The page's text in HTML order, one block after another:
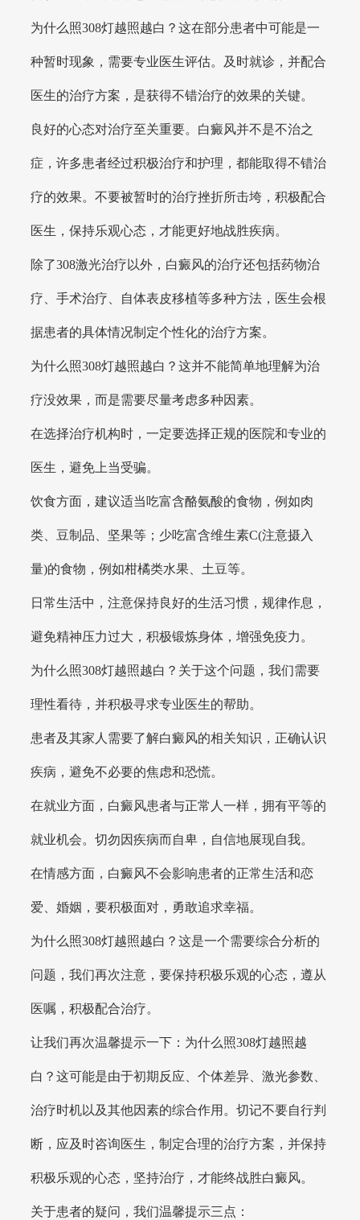
为什么照308灯越照越白？这在部分患者中可能是一
种暂时现象，需要专业医生评估。及时就诊，并配合
医生的治疗方案，是获得不错治疗的效果的关键。
良好的心态对治疗至关重要。白癜风并不是不治之
症，许多患者经过积极治疗和护理，都能取得不错治
疗的效果。不要被暂时的治疗挫折所击垮，积极配合
医生，保持乐观心态，才能更好地战胜疾病。
除了308激光治疗以外，白癜风的治疗还包括药物治
疗、手术治疗、自体表皮移植等多种方法，医生会根
据患者的具体情况制定个性化的治疗方案。
为什么照308灯越照越白？这并不能简单地理解为治
疗没效果，而是需要尽量考虑多种因素。
在选择治疗机构时，一定要选择正规的医院和专业的
医生，避免上当受骗。
饮食方面，建议适当吃富含酪氨酸的食物，例如肉
类、豆制品、坚果等；少吃富含维生素C(注意摄入
量)的食物，例如柑橘类水果、土豆等。
日常生活中，注意保持良好的生活习惯，规律作息，
避免精神压力过大，积极锻炼身体，增强免疫力。
为什么照308灯越照越白？关于这个问题，我们需要
理性看待，并积极寻求专业医生的帮助。
患者及其家人需要了解白癜风的相关知识，正确认识
疾病，避免不必要的焦虑和恐慌。
在就业方面，白癜风患者与正常人一样，拥有平等的
就业机会。切勿因疾病而自卑，自信地展现自我。
在情感方面，白癜风不会影响患者的正常生活和恋
爱、婚姻，要积极面对，勇敢追求幸福。
为什么照308灯越照越白？这是一个需要综合分析的
问题，我们再次注意，要保持积极乐观的心态，遵从
医嘱，积极配合治疗。
让我们再次温馨提示一下：为什么照308灯越照越
白？这可能是由于初期反应、个体差异、激光参数、
治疗时机以及其他因素的综合作用。切记不要自行判
断，应及时咨询医生，制定合理的治疗方案，并保持
积极乐观的心态，坚持治疗，才能终战胜白癜风。
关于患者的疑问，我们温馨提示三点：